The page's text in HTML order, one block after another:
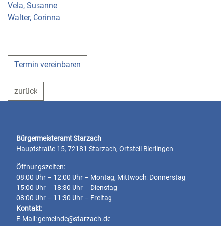
Vela, Susanne
Walter, Corinna
Termin vereinbaren
zurück
Bürgermeisteramt Starzach
Hauptstraße 15, 72181 Starzach, Ortsteil Bierlingen
Öffnungszeiten:
08:00 Uhr – 12:00 Uhr – Montag, Mittwoch, Donnerstag
15:00 Uhr – 18:30 Uhr – Dienstag
08:00 Uhr – 11:30 Uhr – Freitag
Kontakt:
E-Mail:gemeinde@starzach.de